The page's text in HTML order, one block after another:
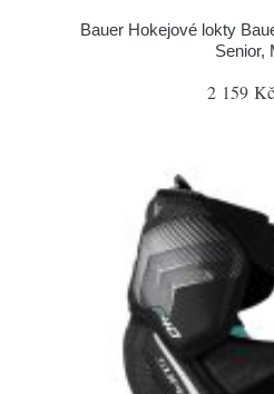
Bauer Hokejové lokty
Senior,
2 159 Kč